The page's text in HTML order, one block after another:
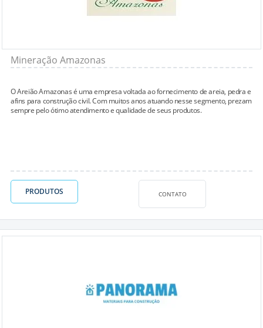
Mineração Amazonas
O Areião Amazonas é uma empresa voltada ao fornecimento de areia, pedra e
afins para construção civil. Com muitos anos atuando nesse segmento, prezam
sempre pelo ótimo atendimento e qualidade de seus produtos.
PRODUTOS CONTATO